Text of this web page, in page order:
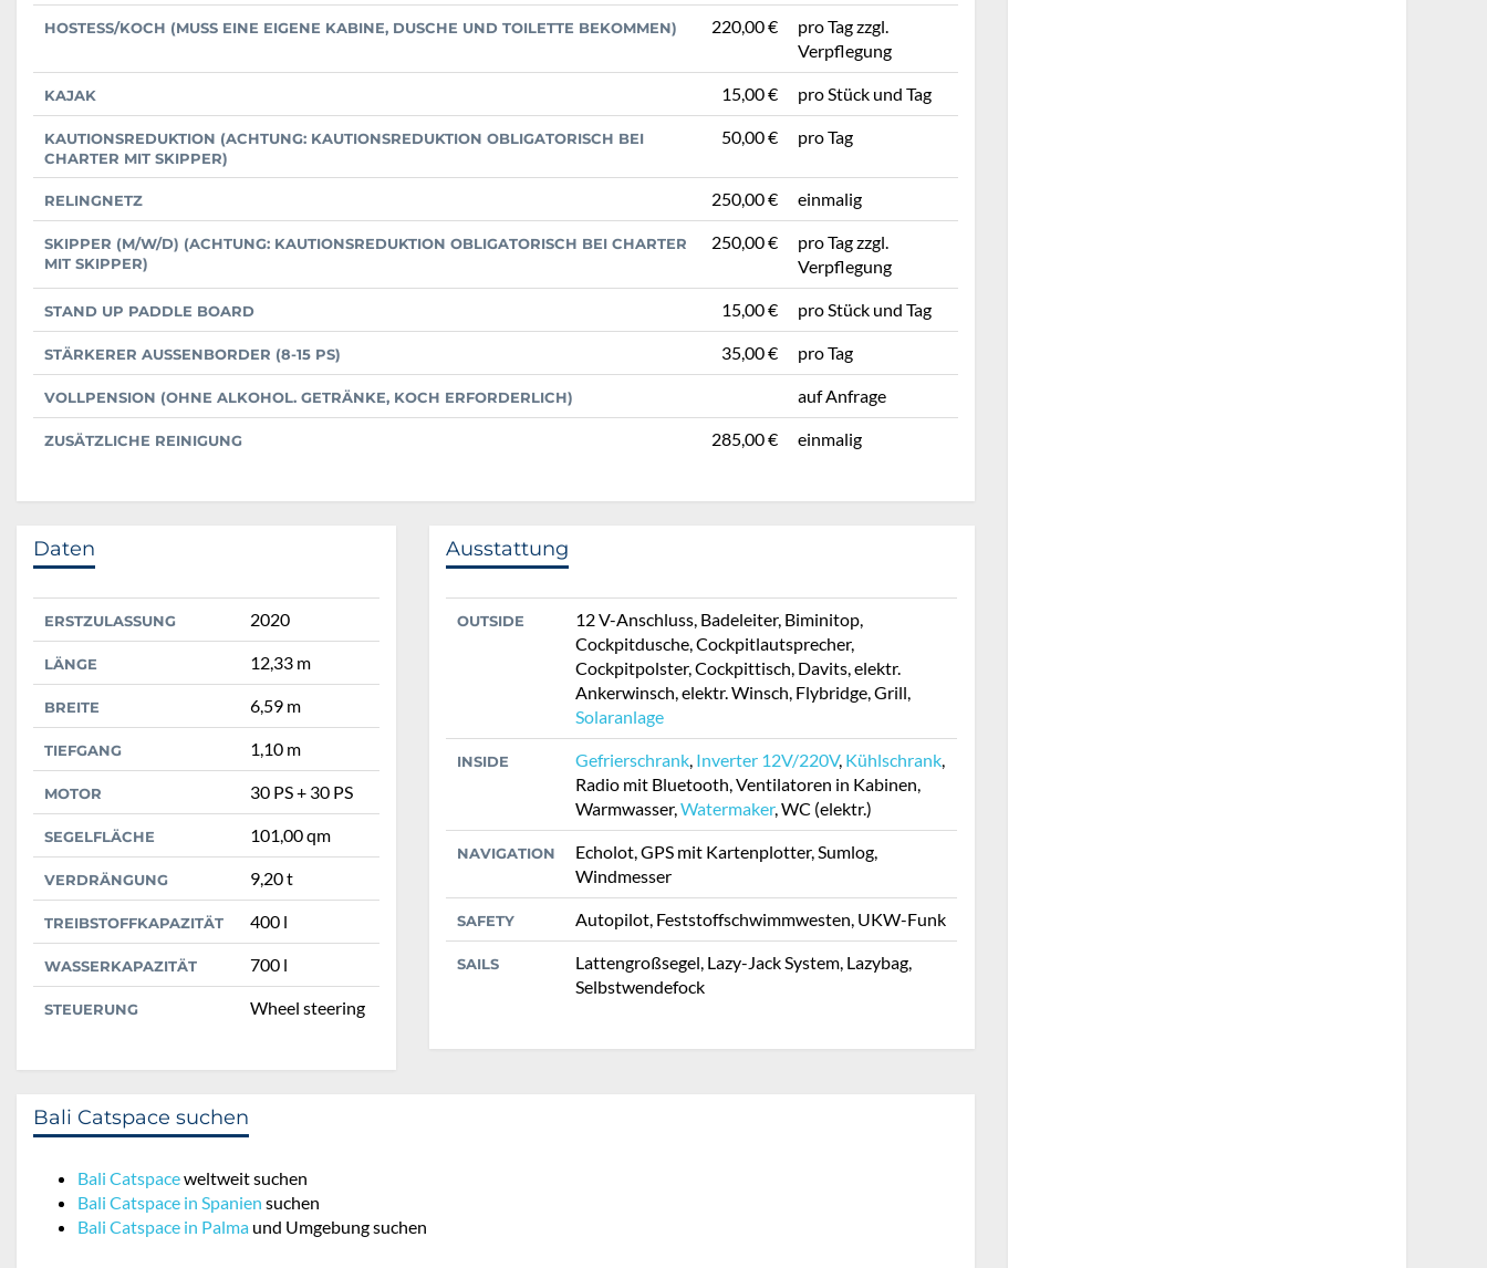
HOSTESS/KOCH (MUSS EINE EIGENE KABINE, DUSCHE UND TOILETTE BEKOMMEN) 220,00 €
pro Tag zzgl.
Verpflegung
KAJAK 15,00 € pro Stück und Tag
KAUTIONSREDUKTION (ACHTUNG: KAUTIONSREDUKTION OBLIGATORISCH BEI
CHARTER MIT SKIPPER)
50,00 € pro Tag
RELINGNETZ 250,00 € einmalig
SKIPPER (M/W/D) (ACHTUNG: KAUTIONSREDUKTION OBLIGATORISCH BEI CHARTER
MIT SKIPPER)
250,00 €
pro Tag zzgl.
Verpflegung
STAND UP PADDLE BOARD 15,00 € pro Stück und Tag
STÄRKERER AUSSENBORDER (8-15 PS) 35,00 € pro Tag
VOLLPENSION (OHNE ALKOHOL. GETRÄNKE, KOCH ERFORDERLICH) auf Anfrage
ZUSÄTZLICHE REINIGUNG 285,00 € einmalig
Daten
ERSTZULASSUNG 2020
LÄNGE 12,33 m
BREITE 6,59 m
TIEFGANG 1,10 m
MOTOR 30 PS + 30 PS
SEGELFLÄCHE 101,00 qm
VERDRÄNGUNG 9,20 t
TREIBSTOFFKAPAZITÄT 400 l
WASSERKAPAZITÄT 700 l
STEUERUNG Wheel steering
Ausstattung
OUTSIDE
12 V-Anschluss, Badeleiter, Biminitop,
Cockpitdusche, Cockpitlautsprecher,
Cockpitpolster, Cockpittisch, Davits, elektr.
Ankerwinsch, elektr. Winsch, Flybridge, Grill,
Solaranlage
INSIDE Gefrierschrank Inverter 12V/220V, Kühlschrank
Radio mit Bluetooth, Ventilatoren in Kabinen,
Warmwasser,Watermaker, WC (elektr.)
NAVIGATION
Echolot, GPS mit Kartenplotter, Sumlog,
Windmesser
SAFETY Autopilot, Feststoffschwimmwesten, UKW-Funk
SAILS
Lattengroßsegel, Lazy-Jack System, Lazybag,
Selbstwendefock
Bali Catspace suchen
Bali Catspaceweltweit suchen
Bali Catspace in Spanien suchen
Bali Catspace in Palma und Umgebung suchen